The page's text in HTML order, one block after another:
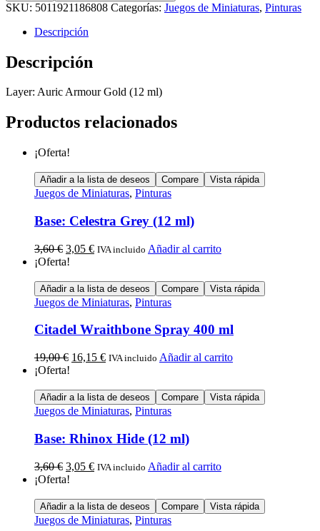
SKU: 5011921186808 Categorías: Juegos de Miniaturas, Pinturas
Descripción
Descripción
Layer: Auric Armour Gold (12 ml)
Productos relacionados
¡Oferta!
Añadir a la lista de deseos Compare Vista rápida
Juegos de Miniaturas, Pinturas
Base: Celestra Grey (12 ml)
3,60€ 3,05 € IVA incluido Añadir al carrito
¡Oferta!
Añadir a la lista de deseos Compare Vista rápida
Juegos de Miniaturas, Pinturas
Citadel Wraithbone Spray 400 ml
19,00€ 16,15 € IVA incluido Añadir al carrito
¡Oferta!
Añadir a la lista de deseos Compare Vista rápida
Juegos de Miniaturas, Pinturas
Base: Rhinox Hide (12 ml)
3,60€ 3,05 € IVA incluido Añadir al carrito
¡Oferta!
Añadir a la lista de deseos Compare Vista rápida
Juegos de Miniaturas, Pinturas